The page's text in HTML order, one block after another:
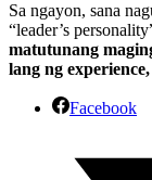
Sa ngayon, sana
“leader’s
matutunang
lang ng
Facebook